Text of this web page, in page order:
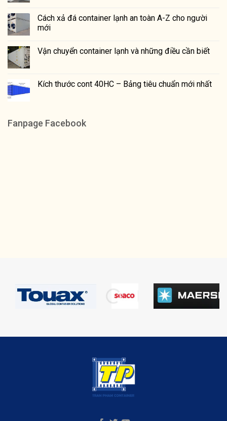
Cách xả đá container lạnh an toàn A-Z cho người
mới
Vận chuyển container lạnh và những điều cần biết
Kích thước cont 40HC – Bảng tiêu chuẩn mới nhất
Fanpage Facebook